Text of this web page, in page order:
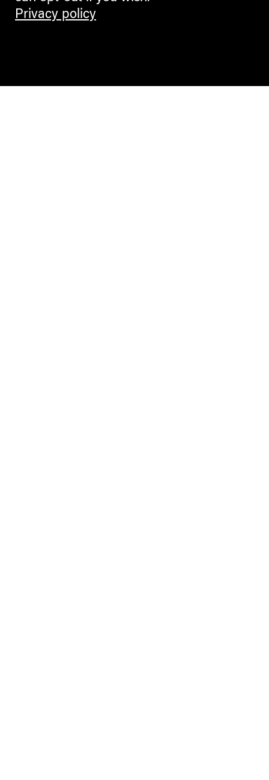
Privacy policy